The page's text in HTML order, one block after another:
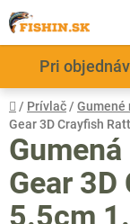
Prejsť
na
obsah
Pri
Domov
/ Prívlač / Gumené
Gear 3D Crayfish
Gear
5.5cm